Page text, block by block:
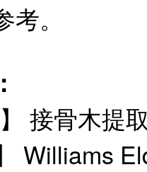
。
接骨木提
Williams